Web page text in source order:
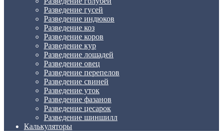
Разведение гусей
Разведение индюков
Разведение коз
Разведение коров
Разведение кур
Разведение лошадей
Разведение овец
Разведение перепелов
Разведение свиней
Разведение уток
Разведение фазанов
Разведение цесарок
Разведение шиншилл
Калькуляторы